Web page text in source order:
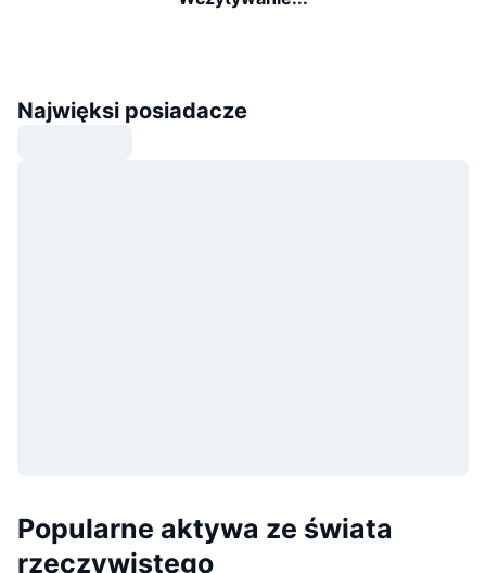
Najwięksi posiadacze
Popularne aktywa ze świata
rzeczywistego